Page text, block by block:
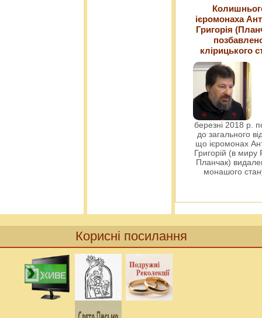
ієромонаха
Григорія
клірицького
березні 2018 р.
до загального
що ієромонах
Григорій (в миру
Планчак)
монашого
Корисні посилання